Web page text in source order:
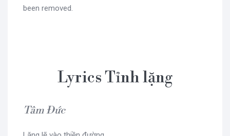
been removed.
Lyrics Tỉnh lặng
Tâm Đức